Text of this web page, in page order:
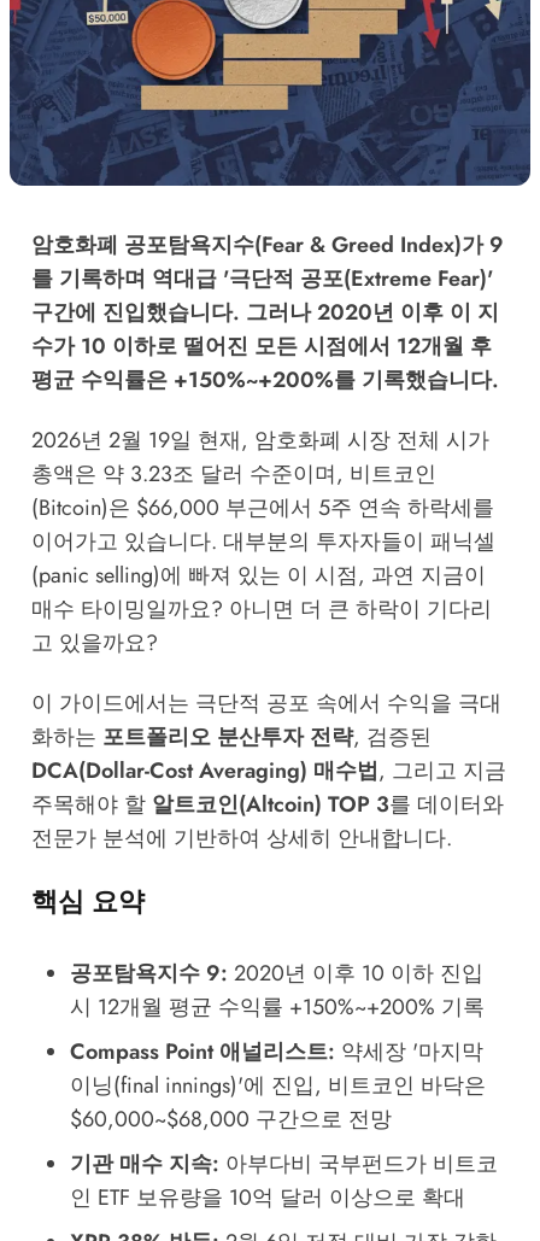
암호화폐 공포탐욕지수(Fear & Greed Index)가 9
를 기록하며 역대급 '극단적 공포(Extreme Fear)'
구간에 진입했습니다. 그러나 2020년 이후 이 지
수가 10 이하로 떨어진 모든 시점에서 12개월 후
평균 수익률은 +150%~+200%를 기록했습니다.
2026년 2월 19일 현재, 암호화폐 시장 전체 시가
총액은 약 3.23조 달러 수준이며, 비트코인
(Bitcoin)은 $66,000 부근에서 5주 연속 하락세를
이어가고 있습니다. 대부분의 투자자들이 패닉셀
(panic selling)에 빠져 있는 이 시점, 과연 지금이
매수 타이밍일까요? 아니면 더 큰 하락이 기다리
고 있을까요?
이 가이드에서는 극단적 공포 속에서 수익을 극대
화하는 포트폴리오 분산투자 전략, 검증된
DCA(Dollar-Cost Averaging) 매수법, 그리고 지금
주목해야 할 알트코인(Altcoin) TOP 3를 데이터와
전문가 분석에 기반하여 상세히 안내합니다.
핵심 요약
공포탐욕지수 9: 2020년 이후 10 이하 진입
시 12개월 평균 수익률 +150%~+200% 기록
Compass Point 애널리스트: 약세장 '마지막
이닝(final innings)'에 진입, 비트코인 바닥은
$60,000~$68,000 구간으로 전망
기관 매수 지속: 아부다비 국부펀드가 비트코
인 ETF 보유량을 10억 달러 이상으로 확대